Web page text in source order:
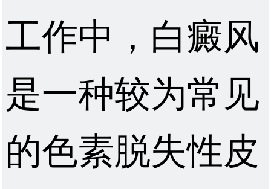
工作中，白癜风
是一种较为常见
的色素脱失性皮